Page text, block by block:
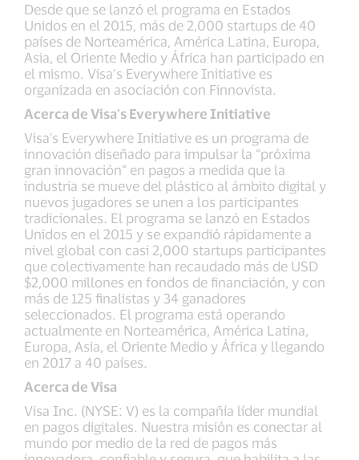
Desde que se lanzó el programa en Estados
Unidos en el 2015, más de 2,000 startups de 40
países de Norteamérica, América Latina, Europa,
Asia, el Oriente Medio y África han participado en
el mismo. Visa’s Everywhere Initiative es
organizada en asociación con Finnovista.
Acerca de Visa's Everywhere Initiative
Visa's Everywhere Initiative es un programa de
innovación diseñado para impulsar la “próxima
gran innovación” en pagos a medida que la
industria se mueve del plástico al ámbito digital y
nuevos jugadores se unen a los participantes
tradicionales. El programa se lanzó en Estados
Unidos en el 2015 y se expandió rápidamente a
nivel global con casi 2,000 startups participantes
que colectivamente han recaudado más de USD
$2,000 millones en fondos de financiación, y con
más de 125 finalistas y 34 ganadores
seleccionados. El programa está operando
actualmente en Norteamérica, América Latina,
Europa, Asia, el Oriente Medio y África y llegando
en 2017 a 40 países.
Acerca de Visa
Visa Inc. (NYSE: V) es la compañía líder mundial
en pagos digitales. Nuestra misión es conectar al
mundo por medio de la red de pagos más